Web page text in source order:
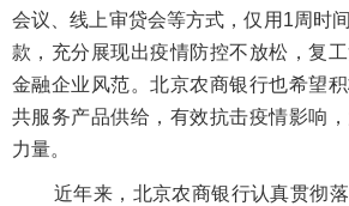
会议、线上审贷会等方式，仅用1周时
款，充分展现出疫情防控不放松，复
金融企业风范。北京农商银行也希望
共服务产品供给，有效抗击疫情影响
力量。
近年来，北京农商银行认真贯彻